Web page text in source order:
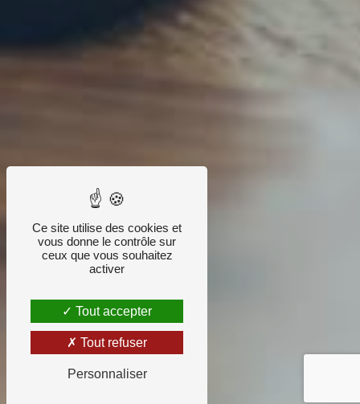
Ce site utilise des cookies et
vous donne le contrôle sur
ceux que vous souhaitez
activer
Tout accepter
Tout refuser
Personnaliser